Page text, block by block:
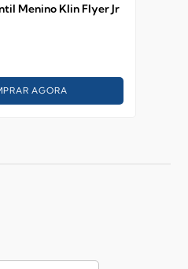
Menino Klin Flyer Jr
AGORA